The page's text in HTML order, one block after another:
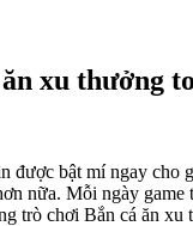
xu thưởng
được bật mí ngay cho
nữa. Mỗi ngày
trò chơi Bắn cá ăn xu